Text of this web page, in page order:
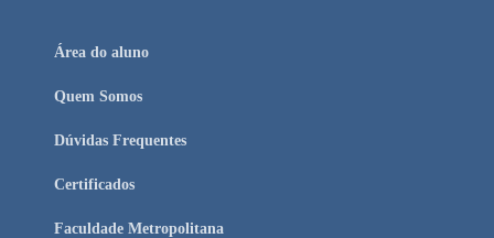
Área do aluno
Quem Somos
Dúvidas Frequentes
Certificados
Faculdade Metropolitana